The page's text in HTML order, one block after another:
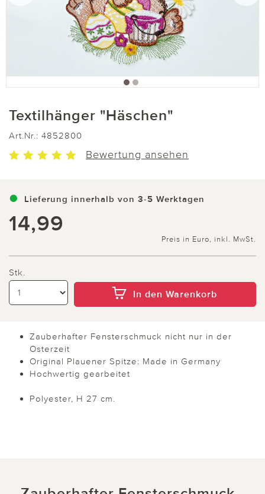
Textilhänger "Häschen"
Art.Nr.: 4852800
Bewertung ansehen
Lieferung innerhalb von 3-5 Werktagen
14,99
Preis in Euro, inkl. MwSt.
Stk.
In den Warenkorb
Zauberhafter Fensterschmuck nicht nur in der
Osterzeit
Original Plauener Spitze: Made in Germany
Hochwertig gearbeitet
Polyester, H 27 cm.